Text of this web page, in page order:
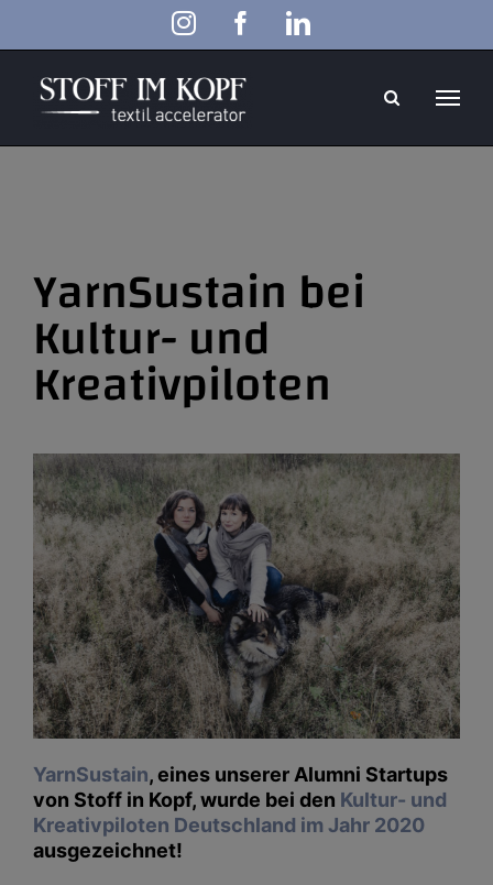
InstagramFacebookLinkedIn
YarnSustain bei
Kultur- und
Kreativpiloten
YarnSustain, eines unserer Alumni Startups
von Stoff in Kopf, wurde bei den Kultur- und
Kreativpiloten Deutschland im Jahr 2020
ausgezeichnet!